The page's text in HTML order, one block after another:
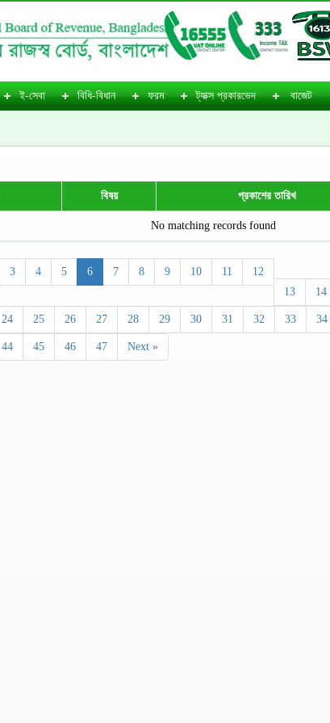
ই-সেবা বিধি-বিধান ফরম ট্যাক্স প্রকারভেদ বাজেট
বিষয় প্রকাশের তারিখ
No matching records found
3 4 5 6 7 8 9 10 11
12
13
14
24 25 26 27 28 29 30 31 32 33 34
44 45 46 47 Next »